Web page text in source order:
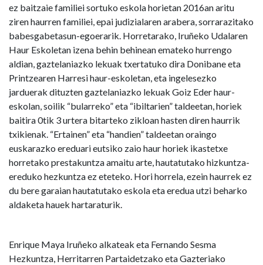
ez baitzaie familiei sortuko eskola horietan 2016an aritu
ziren haurren familiei, epai judizialaren arabera, sorrarazitako
babesgabetasun-egoerarik. Horretarako, Iruñeko Udalaren
Haur Eskoletan izena behin behinean emateko hurrengo
aldian, gaztelaniazko lekuak txertatuko dira Donibane eta
Printzearen Harresi haur-eskoletan, eta ingelesezko
jarduerak dituzten gaztelaniazko lekuak Goiz Eder haur-
eskolan, soilik “bularreko” eta “ibiltarien” taldeetan, horiek
baitira 0tik 3 urtera bitarteko zikloan hasten diren haurrik
txikienak. “Ertainen” eta “handien” taldeetan oraingo
euskarazko ereduari eutsiko zaio haur horiek ikastetxe
horretako prestakuntza amaitu arte, hautatutako hizkuntza-
ereduko hezkuntza ez eteteko. Hori horrela, ezein haurrek ez
du bere garaian hautatutako eskola eta eredua utzi beharko
aldaketa hauek hartaraturik.
Enrique Maya Iruñeko alkateak eta Fernando Sesma
Hezkuntza, Herritarren Partaidetzako eta Gazteriako